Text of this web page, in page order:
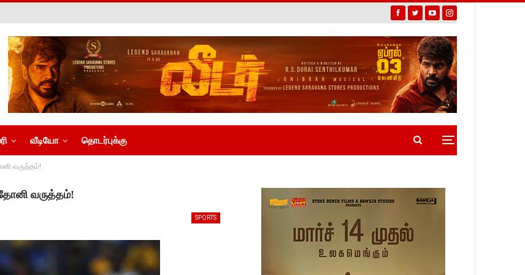
வீடியோ தொடர்புக்கு
வருத்தம்!
வருத்தம்!
SPORTS